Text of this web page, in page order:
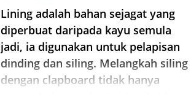
Lining adalah bahan sejagat yang
diperbuat daripada kayu semula
jadi, ia digunakan untuk pelapisan
dinding dan siling. Melangkah siling
dengan clapboard tidak hanya